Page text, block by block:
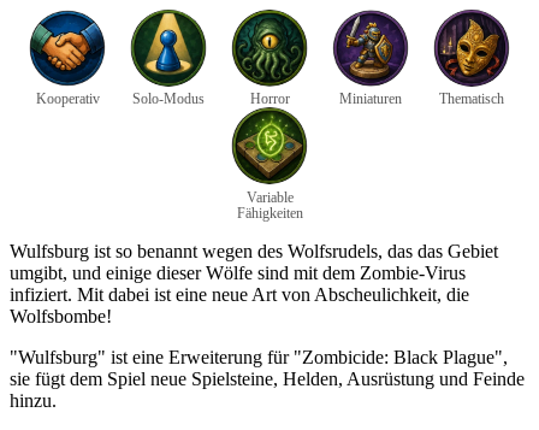
Kooperativ Solo-Modus Horror Miniaturen Thematisch
Variable
Fähigkeiten
Wulfsburg ist so benannt wegen des Wolfsrudels, das das Gebiet
umgibt, und einige dieser Wölfe sind mit dem Zombie-Virus
infiziert. Mit dabei ist eine neue Art von Abscheulichkeit, die
Wolfsbombe!
"Wulfsburg" ist eine Erweiterung für "Zombicide: Black Plague",
sie fügt dem Spiel neue Spielsteine, Helden, Ausrüstung und Feinde
hinzu.